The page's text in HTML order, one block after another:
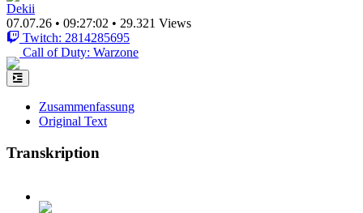
Dekii
07.07.26 • 09:27:02 • 29.321 Views
Twitch: 2814285695
Call of Duty: Warzone
Zusammenfassung
Original Text
Transkription